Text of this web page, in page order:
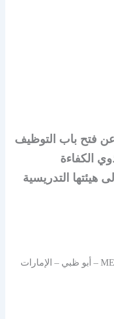
فتح باب التوظيف
الكفاءة
هيئتها التدريسية
مدينة محمد بن زايد – ME-9 – أبو ظبي – الإمارات